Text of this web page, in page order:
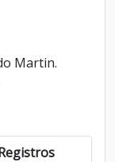
Martin.